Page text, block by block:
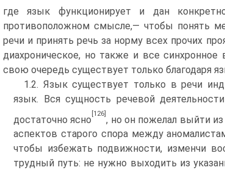
где язык функ­ционирует и дан
противоположном смысле,— чтобы понять
речи и принять речь за норму всех прочих
диахроническое, но также и все
свою очередь существует только благодаря
1.2. Язык существует только в речи
язык. Вся сущность речевой
достаточно ясно
[126]
, но он пожелал выйти
аспектов старого спора между
чтобы избежать подвижности, изменчи
трудный путь: не нужно выходить из